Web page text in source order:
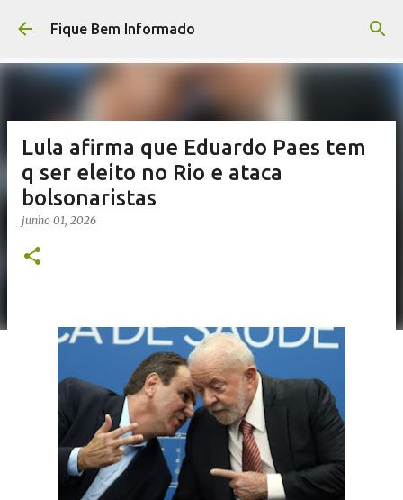
Pular para o conteúdo principal
Fique Bem Informado
Lula afirma que Eduardo Paes tem
q ser eleito no Rio e ataca
bolsonaristas
junho 01, 2026